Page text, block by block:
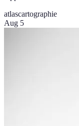
atlascartographie
Aug 5